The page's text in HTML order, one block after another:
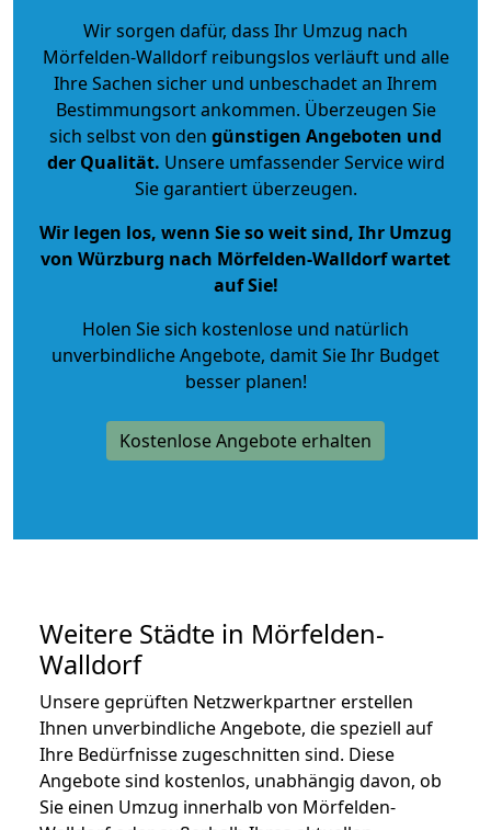
Wir sorgen dafür, dass Ihr Umzug nach
Mörfelden-Walldorf reibungslos verläuft und alle
Ihre Sachen sicher und unbeschadet an Ihrem
Bestimmungsort ankommen. Überzeugen Sie
sich selbst von den günstigen Angeboten und
der Qualität. Unsere umfassender Service wird
Sie garantiert überzeugen.
Wir legen los, wenn Sie so weit sind, Ihr Umzug
von Würzburg nach Mörfelden-Walldorf wartet
auf Sie!
Holen Sie sich kostenlose und natürlich
unverbindliche Angebote, damit Sie Ihr Budget
besser planen!
Kostenlose Angebote erhalten
Weitere Städte in Mörfelden-
Walldorf
Unsere geprüften Netzwerkpartner erstellen
Ihnen unverbindliche Angebote, die speziell auf
Ihre Bedürfnisse zugeschnitten sind. Diese
Angebote sind kostenlos, unabhängig davon, ob
Sie einen Umzug innerhalb von Mörfelden-